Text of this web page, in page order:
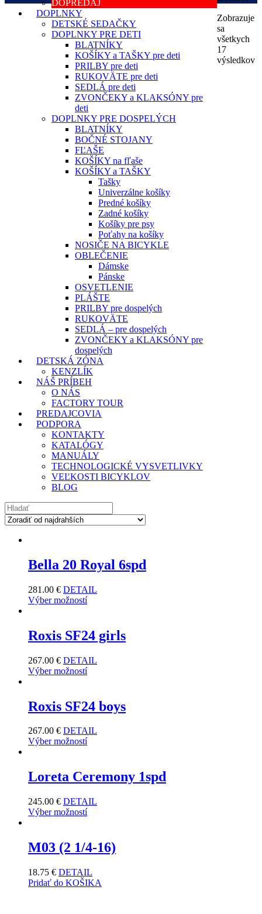
DOPREDAJ
DOPLNKY
DETSKÉ SEDAČKY
DOPLNKY PRE DETI
BLATNÍKY
KOŠÍKY a TAŠKY pre deti
PRILBY pre deti
RUKOVÄTE pre deti
SEDLÁ pre deti
ZVONČEKY a KLAKSÓNY pre
deti
DOPLNKY PRE DOSPELÝCH
BLATNÍKY
BOČNÉ STOJANY
FĽAŠE
KOŠÍKY na fľaše
KOŠÍKY a TAŠKY
Tašky
Univerzálne košíky
Predné košíky
Zadné košíky
Košíky pre psy
Poťahy na košíky
NOSIČE NA BICYKLE
OBLEČENIE
Dámske
Pánske
OSVETLENIE
PLÁŠTE
PRILBY pre dospelých
RUKOVÄTE
SEDLÁ – pre dospelých
ZVONČEKY a KLAKSÓNY pre
dospelých
DETSKÁ ZÓNA
KENZLÍK
NÁŠ PRÍBEH
O NÁS
FACTORY TOUR
PREDAJCOVIA
PODPORA
KONTAKTY
KATALÓGY
MANUÁLY
TECHNOLOGICKÉ VYSVETLIVKY
VEĽKOSTI BICYKLOV
BLOG
Zobrazuje
sa
všetkych
17
výsledkov
Bella 20 Royal 6spd
281.00 € DETAIL
Výber možností
Roxis SF24 girls
267.00 € DETAIL
Výber možností
Roxis SF24 boys
267.00 € DETAIL
Výber možností
Loreta Ceremony 1spd
245.00 € DETAIL
Výber možností
M03 (2 1/4-16)
18.75 € DETAIL
Pridať do KOŠIKA